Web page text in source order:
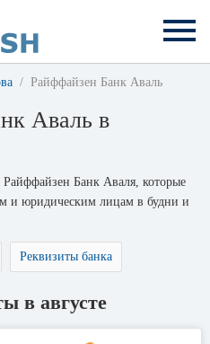
Райффайзен Банк Аваль
Аваль в
Райффайзен Банк Аваля, которые
и юридическим лицам в будни и
Реквизиты банка
в августе